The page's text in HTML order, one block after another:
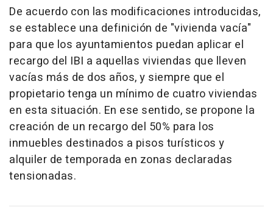
De acuerdo con las modificaciones introducidas,
se establece una definición de "vivienda vacía"
para que los ayuntamientos puedan aplicar el
recargo del IBI a aquellas viviendas que lleven
vacías más de dos años, y siempre que el
propietario tenga un mínimo de cuatro viviendas
en esta situación. En ese sentido, se propone la
creación de un recargo del 50% para los
inmuebles destinados a pisos turísticos y
alquiler de temporada en zonas declaradas
tensionadas.